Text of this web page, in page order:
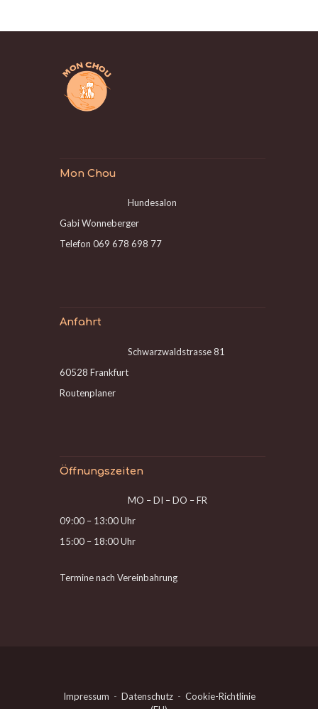
Mon Chou
Hundesalon
Gabi Wonneberger
Telefon 069 678 698 77
Anfahrt
Schwarzwaldstrasse 81
60528 Frankfurt
Routenplaner
Öffnungszeiten
MO – DI – DO – FR
09:00 – 13:00 Uhr
15:00 – 18:00 Uhr
Termine nach Vereinbahrung
Impressum - Datenschutz- Cookie-Richtlinie